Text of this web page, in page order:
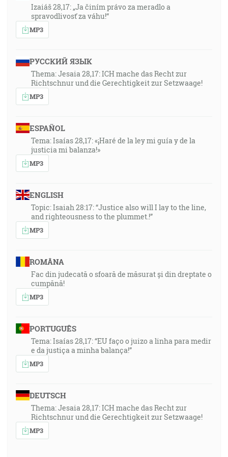
Izaiáš 28,17: „Ja činím právo za meradlo a
spravodlivosť za váhu!“
MP3
РУССКИЙ ЯЗЫК
Thema: Jesaia 28,17: ICH mache das Recht zur
Richtschnur und die Gerechtigkeit zur Setzwaage!
MP3
ESPAÑOL
Tema: Isaías 28,17: «¡Haré de la ley mi guía y de la
justicia mi balanza!»
MP3
ENGLISH
Topic: Isaiah 28:17: “Justice also will I lay to the line,
and righteousness to the plummet.!”
MP3
ROMÂNA
Fac din judecată o sfoară de măsurat și din dreptate o
cumpănă!
MP3
PORTUGUÊS
Tema: Isaías 28,17: “EU faço o juizo a linha para medir
e da justiça a minha balança!”
MP3
DEUTSCH
Thema: Jesaia 28,17: ICH mache das Recht zur
Richtschnur und die Gerechtigkeit zur Setzwaage!
MP3